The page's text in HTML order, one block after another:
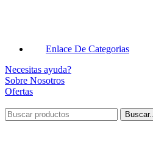
Enlace De Categorias
Necesitas ayuda?
Sobre Nosotros
Ofertas
Buscar...